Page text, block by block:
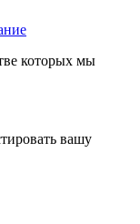
которых мы
вашу